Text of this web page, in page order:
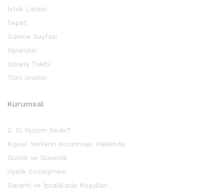
İstek Listesi
Sepet
Ödeme Sayfası
Siparişler
Sipariş Takibi
Tüm Ürünler
Kurumsal
2. El Yazılım Nedir?
Kişisel Verilerin Korunması Hakkında
Gizlilik ve Güvenlik
Üyelik Sözleşmesi
Garanti ve İptal&İade Koşulları